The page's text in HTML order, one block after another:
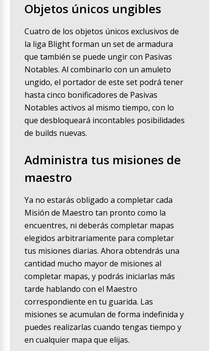
Objetos únicos ungibles
Cuatro de los objetos únicos exclusivos de
la liga Blight forman un set de armadura
que también se puede ungir con Pasivas
Notables. Al combinarlo con un amuleto
ungido, el portador de este set podrá tener
hasta cinco bonificadores de Pasivas
Notables activos al mismo tiempo, con lo
que desbloqueará incontables posibilidades
de builds nuevas.
Administra tus misiones de
maestro
Ya no estarás obligado a completar cada
Misión de Maestro tan pronto como la
encuentres, ni deberás completar mapas
elegidos arbitrariamente para completar
tus misiones diarias. Ahora obtendrás una
cantidad mucho mayor de misiones al
completar mapas, y podrás iniciarlas más
tarde hablando con el Maestro
correspondiente en tu guarida. Las
misiones se acumulan de forma indefinida y
puedes realizarlas cuando tengas tiempo y
en cualquier mapa que elijas.